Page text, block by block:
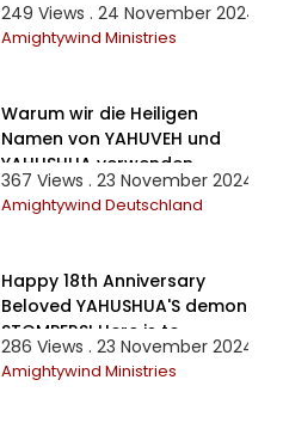
249 Views . 24 November 2024
Amightywind Ministries
Warum wir die Heiligen
Namen von YAHUVEH und
YAHUSHUA verwenden
367 Views . 23 November 2024
Amightywind Deutschland
Happy 18th Anniversary
Beloved YAHUSHUA'S demon
STOMPERS! Here is to
another Year of Victory!
286 Views . 23 November 2024
Amightywind Ministries